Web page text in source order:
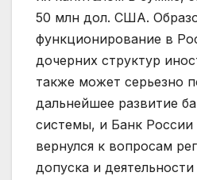
50 млн дол. США.
функционирование в
дочерних структур
также может серьезно
дальнейшее развитие
системы, и Банк России
вернулся к вопросам
допуска и